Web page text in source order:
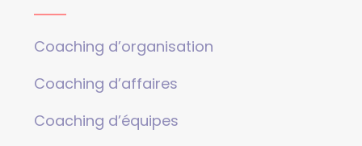
Coaching d’organisation
Coaching d’affaires
Coaching d’équipes